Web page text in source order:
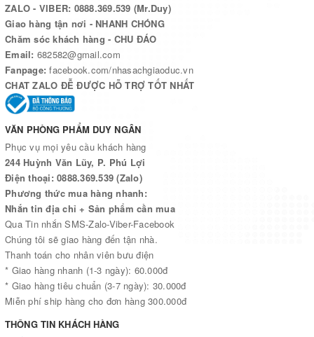
ZALO - VIBER: 0888.369.539 (Mr.Duy)
Giao hàng tận nơi - NHANH CHÓNG
Chăm sóc khách hàng - CHU ĐÁO
Email: 682582@gmail.com
Fanpage:facebook.com/nhasachgiaoduc.vn
CHAT ZALO ĐỄ ĐƯỢC HỖ TRỢ TỐT NHẤT
VĂN PHÒNG PHẨM DUY NGÂN
Phục vụ mọi yêu cầu khách hàng
244 Huỳnh Văn Lũy, P. Phú Lợi
Điện thoại: 0888.369.539 (Zalo)
Phương thức mua hàng nhanh:
Nhắn tin địa chỉ + Sản phẩm cần mua
Qua Tin nhắn SMS-Zalo-Viber-Facebook
Chúng tôi sẽ giao hàng đến tận nhà.
Thanh toán cho nhân viên bưu điện
* Giao hàng nhanh (1-3 ngày): 60.000đ
* Giao hàng tiêu chuẩn (3-7 ngày): 30.000đ
Miễn phí ship hàng cho đơn hàng 300.000đ
THÔNG TIN KHÁCH HÀNG